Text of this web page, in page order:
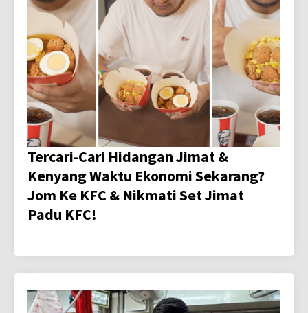
Tercari-Cari Hidangan Jimat &
Kenyang Waktu Ekonomi Sekarang?
Jom Ke KFC & Nikmati Set Jimat
Padu KFC!